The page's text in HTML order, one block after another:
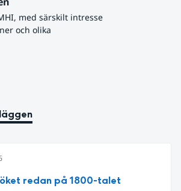
med särskilt intresse
och olika
redan på 1800-talet